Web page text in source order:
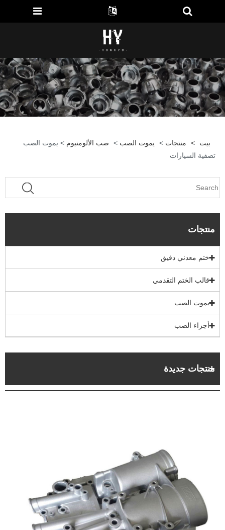
بيت > منتجات > يموت الصب > صب الألومنيوم > يموت الصب
تصفية السيارات
منتجات
ختم معدني دقيق
قالب الختم التقدمي
يموت الصب
أجزاء الصب
منتجات جديدة